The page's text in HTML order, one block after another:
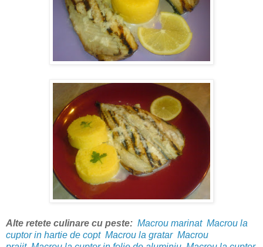
Alte retete culinare cu peste: Macrou marinat Macrou la
cuptor in hartie de copt Macrou la gratar Macrou